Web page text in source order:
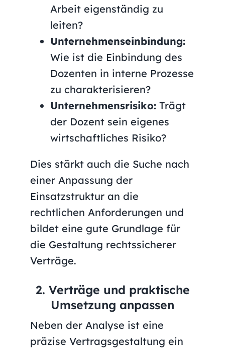
Arbeit eigenständig zu
leiten?
Unternehmenseinbindung:
Wie ist die Einbindung des
Dozenten in interne Prozesse
zu charakterisieren?
Unternehmensrisiko:Trägt
der Dozent sein eigenes
wirtschaftliches Risiko?
Dies stärkt auch die Suche nach
einer Anpassung der
Einsatzstruktur an die
rechtlichen Anforderungen und
bildet eine gute Grundlage für
die Gestaltung rechtssicherer
Verträge.
2. Verträge und praktische
Umsetzung anpassen
Neben der Analyse ist eine
präzise Vertragsgestaltung ein